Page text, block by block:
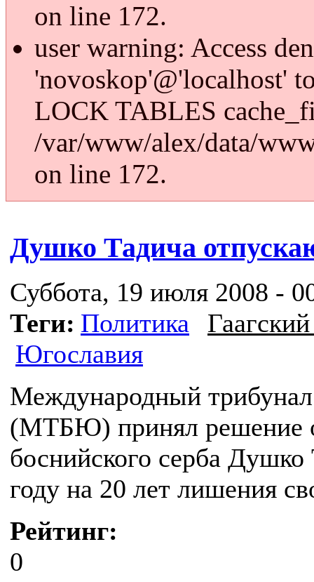
on line 172.
user warning: Access
'novoskop'@'localhost'
LOCK TABLES
/var/www/alex/data/
on line 172.
Душко Тадича
Суббота, 19 июля 2008 -
Теги: Политика
Югославия
Международный
(МТБЮ) принял решение
боснийского серба
году на 20 лет лишения
Рейтинг:
0